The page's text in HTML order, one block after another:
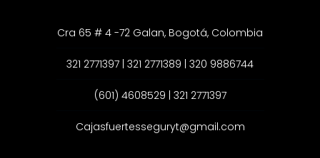
Cra 65 # 4 -72 Galan, Bogotá, Colombia
321 2771397 | 321 2771389 | 320 9886744
(601) 4608529 | 321 2771397
Cajasfuertesseguryt@gmail.com